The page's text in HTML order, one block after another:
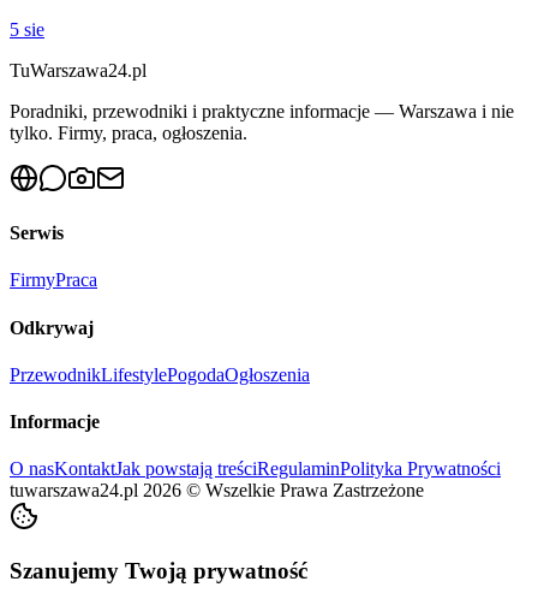
5 sie
TuWarszawa24.pl
Poradniki, przewodniki i praktyczne informacje — Warszawa i nie
tylko. Firmy, praca, ogłoszenia.
Serwis
FirmyPraca
Odkrywaj
PrzewodnikLifestylePogodaOgłoszenia
Informacje
O nasKontaktJak powstają treściRegulaminPolityka Prywatności
tuwarszawa24.pl 2026 © Wszelkie Prawa Zastrzeżone
Szanujemy Twoją prywatność